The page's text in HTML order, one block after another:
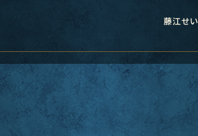
藤江せい